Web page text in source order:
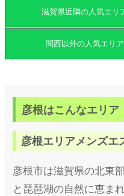
大阪府
兵庫県
滋賀県近隣の人気エリ
難波
南森町
堺筋本町
京都
四条烏丸
二条
尼崎
草津
関西以外の人気エリ
茨城県
栃木県
神奈川県
愛知県
三重県
北海道
彦根はこんなエリア
彦根エリアメンズエ
彦根市は滋賀県の北東
と琵琶湖の自然に恵ま